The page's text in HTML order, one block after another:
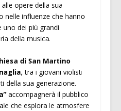
alle opere della sua
nelle influenze che hanno
dei più grandi
della musica.
di San Martino
, tra i giovani violisti
della sua generazione.
accompagnerà il pubblico
che esplora le atmosfere